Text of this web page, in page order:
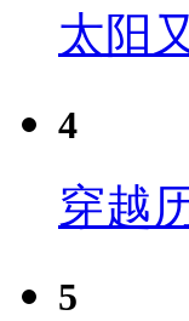
太阳
4
穿越
5